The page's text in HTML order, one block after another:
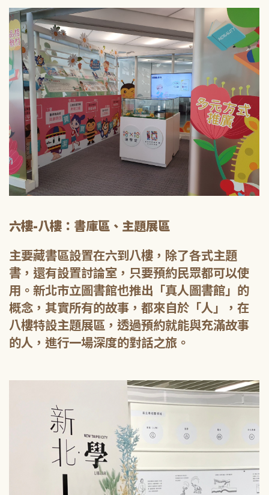
六樓-八樓：書庫區、主題展區
主要藏書區設置在六到八樓，除了各式主題
書，還有設置討論室，只要預約民眾都可以使
用。新北市立圖書館也推出「真人圖書館」的
概念，其實所有的故事，都來自於「人」，在
八樓特設主題展區，透過預約就能與充滿故事
的人，進行一場深度的對話之旅。